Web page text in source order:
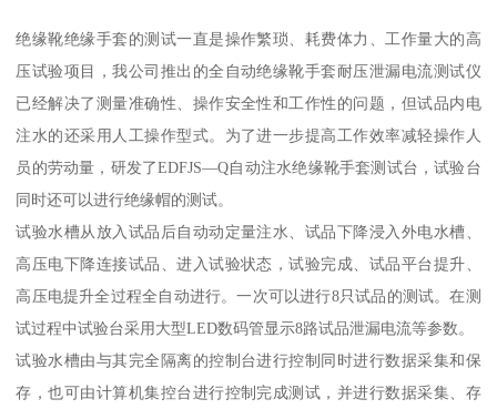
绝缘靴绝缘手套的测试一直是操作繁琐、耗费体力、工作量大的高
压试验项目，我公司推出的全自动绝缘靴手套耐压泄漏电流测试仪
已经解决了测量准确性、操作安全性和工作性的问题，但试品内电
注水的还采用人工操作型式。为了进一步提高工作效率减轻操作人
员的劳动量，研发了EDFJS—Q自动注水绝缘靴手套测试台，试验台
同时还可以进行绝缘帽的测试。
试验水槽从放入试品后自动动定量注水、试品下降浸入外电水槽、
高压电下降连接试品、进入试验状态，试验完成、试品平台提升、
高压电提升全过程全自动进行。一次可以进行8只试品的测试。在测
试过程中试验台采用大型LED数码管显示8路试品泄漏电流等参数。
试验水槽由与其完全隔离的控制台进行控制同时进行数据采集和保
存，也可由计算机集控台进行控制完成测试，并进行数据采集、存